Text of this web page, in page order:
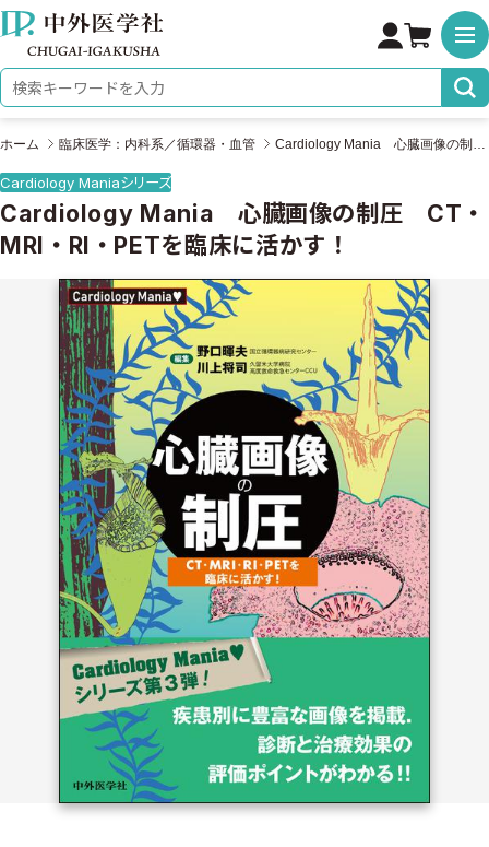
株式会社 中外医学社
検索キーワード
ホーム 臨床医学：内科系／循環器・血管
Cardiology Maniaシリーズ
Cardiology Mania 心臓画像の制圧 CT・
MRI・RI・PETを臨床に活かす！